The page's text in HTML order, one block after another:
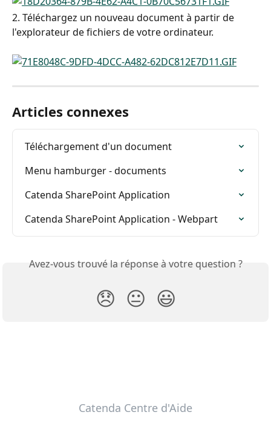
2. Téléchargez un nouveau document à partir de
l'explorateur de fichiers de votre ordinateur.
Articles connexes
Téléchargement d'un document
Menu hamburger - documents
Catenda SharePoint Application
Catenda SharePoint Application - Webpart
Avez-vous trouvé la réponse à votre question ?
😞 😐 😃
Catenda Centre d'Aide